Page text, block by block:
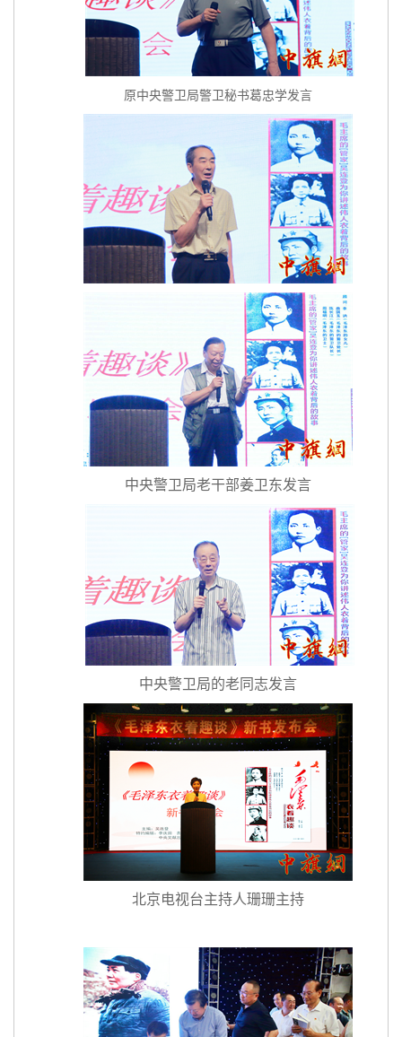
原中央警卫局警卫秘书葛忠学发言
中央警卫局老干部姜卫东发言
中央警卫局的老同志发言
北京电视台主持人珊珊主持